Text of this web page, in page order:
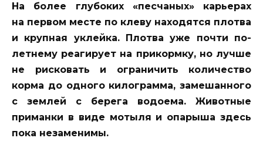
На более глубоких «песчаных» карьерах
на первом месте по клеву находятся плотва
и крупная уклейка. Плотва уже почти по-
летнему реагирует на прикормку, но лучше
не рисковать и ограничить количество
корма до одного килограмма, замешанного
с землей с берега водоема. Животные
приманки в виде мотыля и опарыша здесь
пока незаменимы.